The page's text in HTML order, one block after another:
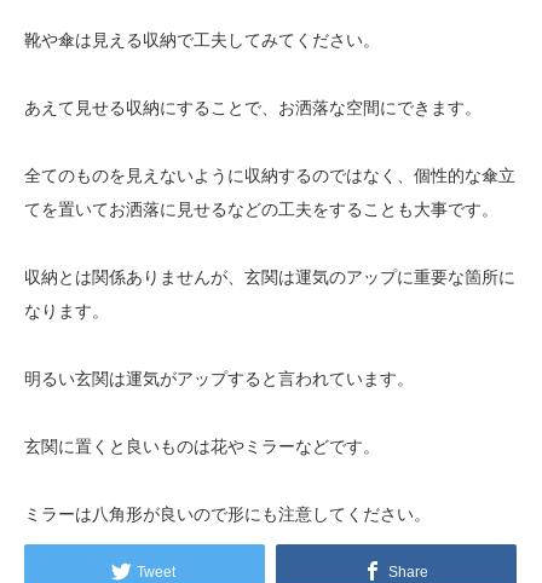
靴や傘は見える収納で工夫してみてください。
あえて見せる収納にすることで、お洒落な空間にできます。
全てのものを見えないように収納するのではなく、個性的な傘立
てを置いてお洒落に見せるなどの工夫をすることも大事です。
収納とは関係ありませんが、玄関は運気のアップに重要な箇所に
なります。
明るい玄関は運気がアップすると言われています。
玄関に置くと良いものは花やミラーなどです。
ミラーは八角形が良いので形にも注意してください。
Tweet Share